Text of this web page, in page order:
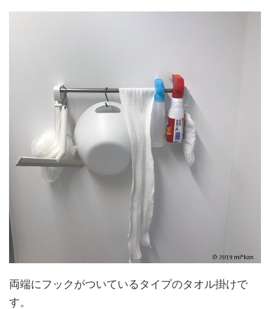
両端にフックがついているタイプのタオル掛けで
す。